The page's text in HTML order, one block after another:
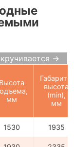
→
Высота
мм
Габаритн.
высота
(min),
мм
1530 1935